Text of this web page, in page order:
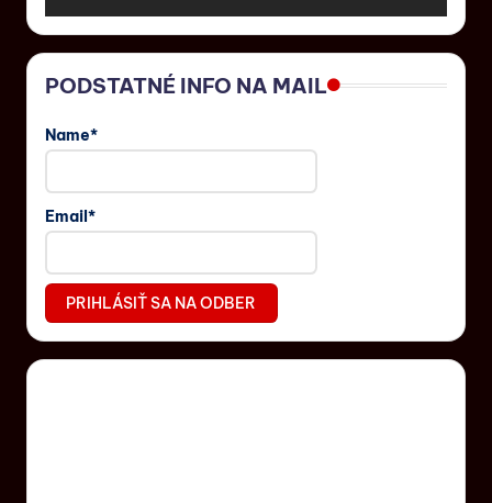
PODSTATNÉ INFO NA MAIL
Name*
Email*